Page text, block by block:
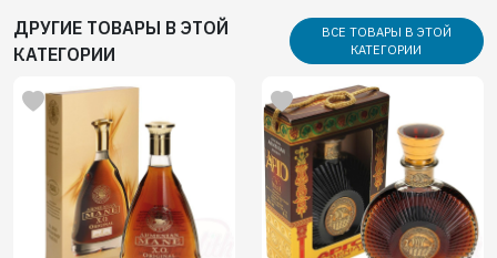
ДРУГИЕ ТОВАРЫ В ЭТОЙ
КАТЕГОРИИ
ВСЕ ТОВАРЫ В ЭТОЙ
КАТЕГОРИИ